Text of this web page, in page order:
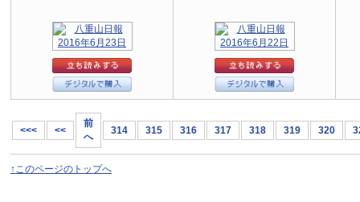
<<< <<
前
へ
314 315 316 317 318 319 320
↑このページのトップへ